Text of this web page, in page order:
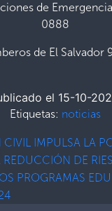
de
0888
de El Salvador
el 15-10-
Etiquetas: noticias
CIVIL IMPULSA LA
REDUCCIÓN DE
PROGRAMAS